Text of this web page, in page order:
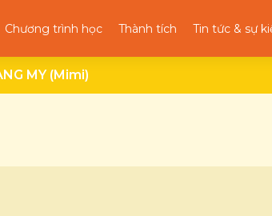
Chương trình học Thành tích Tin tức & sự
MY (Mimi)